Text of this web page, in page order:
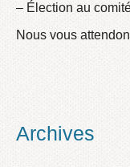
– Élection au
Nous vous
Archives